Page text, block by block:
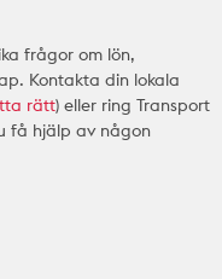
frågor om lön,
Kontakta din lokala
rätt) eller ring Transport
få hjälp av någon